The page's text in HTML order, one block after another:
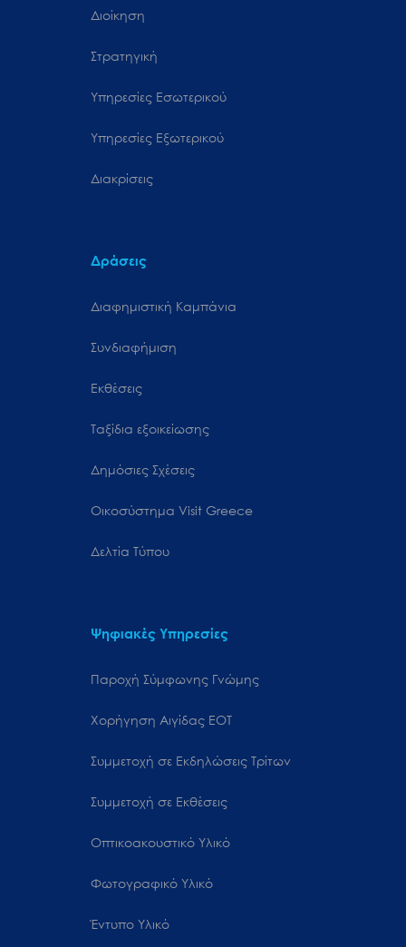
Διοίκηση
Στρατηγική
Υπηρεσίες Εσωτερικού
Υπηρεσίες Εξωτερικού
Διακρίσεις
Δράσεις
Διαφημιστική Καμπάνια
Συνδιαφήμιση
Εκθέσεις
Ταξίδια εξοικείωσης
Δημόσιες Σχέσεις
Oικοσύστημα Visit Greece
Δελτία Τύπου
Ψηφιακές Υπηρεσίες
Παροχή Σύμφωνης Γνώμης
Χορήγηση Αιγίδας ΕΟΤ
Συμμετοχή σε Εκδηλώσεις Τρίτων
Συμμετοχή σε Εκθέσεις
Οπτικοακουστικό Υλικό
Φωτογραφικό Υλικό
Έντυπο Υλικό